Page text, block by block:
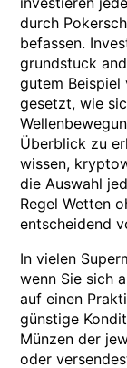
durch
befassen.
grundstuck
gutem Beispiel
gesetzt, wie
Überblick zu
wissen,
die Auswahl
Regel Wetten
entscheidend
In vielen
wenn Sie sich
auf einen
günstige
Münzen der
oder